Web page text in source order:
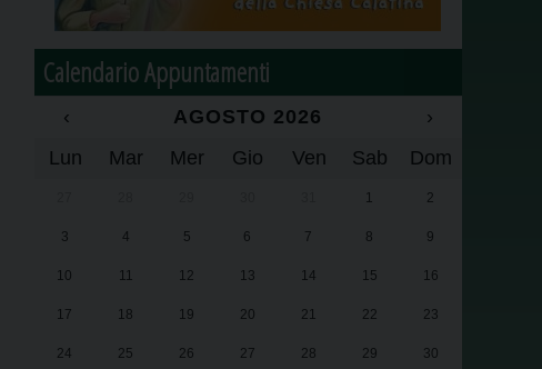
Calendario Appuntamenti
‹ AGOSTO 2026
›
Lun
Mar Mer Gio Ven Sab Dom
1 2
3 4 5 6 7 8 9
10 11 12 13 14 15 16
17 18 19 20 21 22 23
24 25 26 27 28 29 30